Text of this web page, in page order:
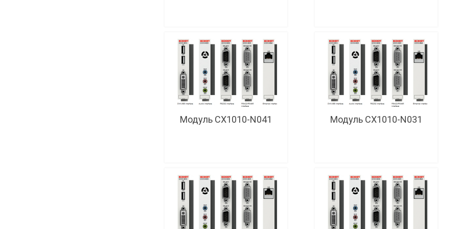
Модуль CX1010-N041 Модуль CX1010-N031